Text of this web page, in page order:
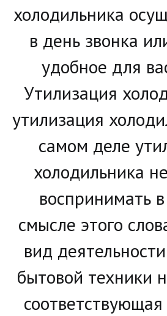
холодильника
в день звонка
удобное для
Утилизация
утилизация
самом деле
холодильника
воспринимать
смысле этого
вид
бытовой техники